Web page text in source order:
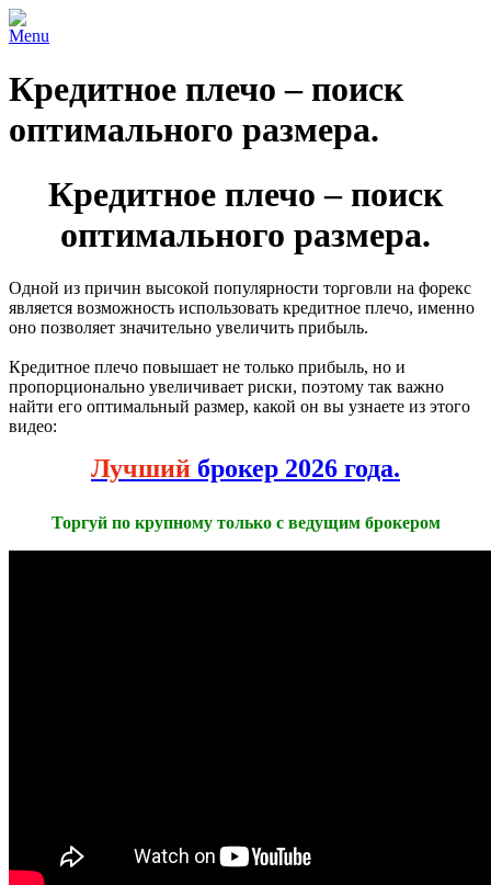
Menu
Кредитное плечо – поиск
оптимального размера.
Кредитное плечо – поиск
оптимального размера.
Одной из причин высокой популярности торговли на форекс
является возможность использовать кредитное плечо, именно
оно позволяет значительно увеличить прибыль.
Кредитное плечо повышает не только прибыль, но и
пропорционально увеличивает риски, поэтому так важно
найти его оптимальный размер, какой он вы узнаете из этого
видео:
Лучший брокер 2026 года.
Торгуй по крупному только с ведущим брокером